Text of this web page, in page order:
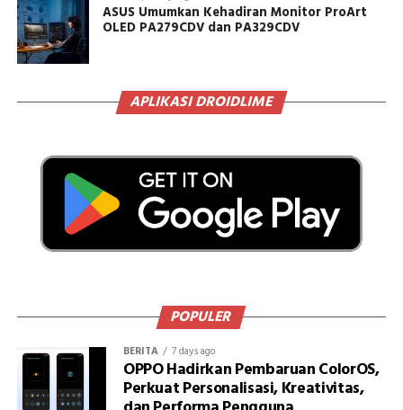
ASUS Umumkan Kehadiran Monitor ProArt
OLED PA279CDV dan PA329CDV
APLIKASI DROIDLIME
POPULER
BERITA 7 days ago
OPPO Hadirkan Pembaruan ColorOS,
Perkuat Personalisasi, Kreativitas,